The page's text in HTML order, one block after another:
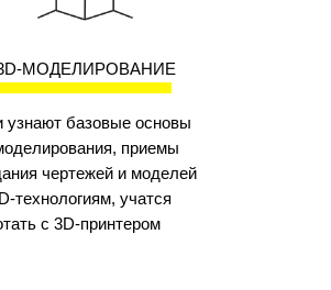
узнают базовые основы
приемы
чертежей и моделей
технологиям, учатся
с 3D-принтером
МОДЕЛИРОВАНИЕ